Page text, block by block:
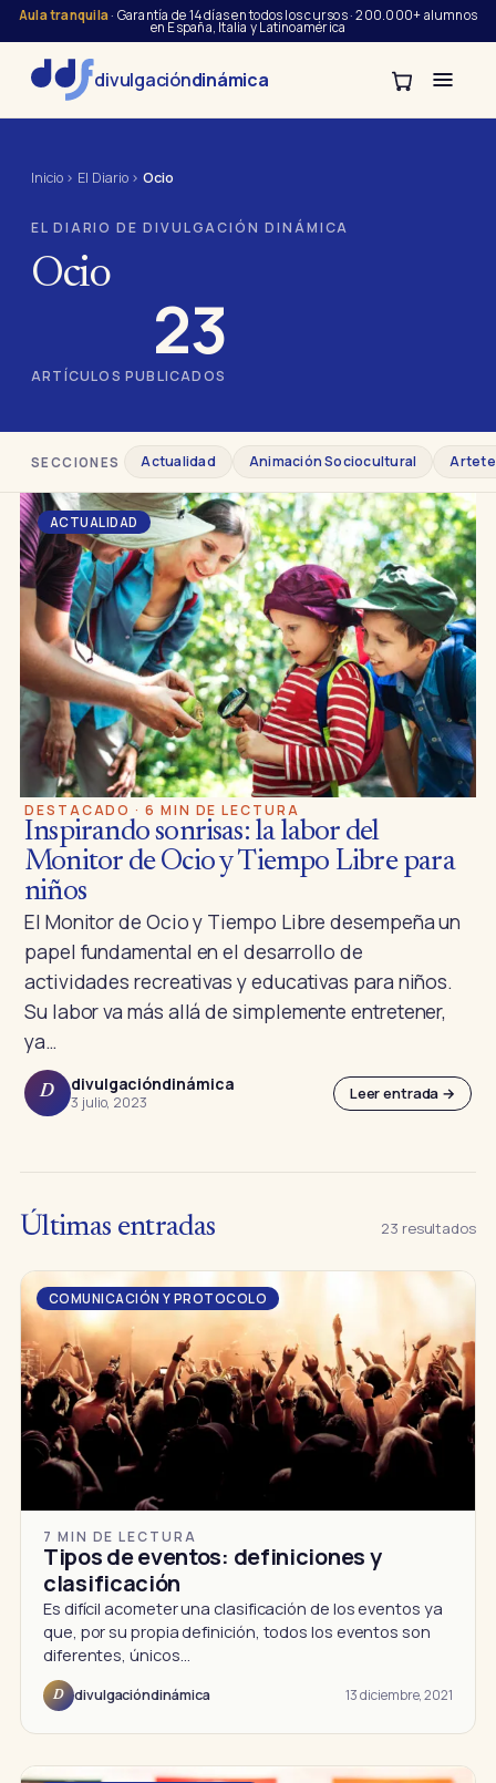
Aula tranquila· Garantía de 14 días en todos los cursos · 200.000+ alumnos
en España, Italia y Latinoamérica
divulgacióndinámica
Inicio› El Diario›Ocio
EL DIARIO DE DIVULGACIÓN DINÁMICA
Ocio
23
ARTÍCULOS PUBLICADOS
SECCIONES Actualidad Animación Sociocultural
ACTUALIDAD
DESTACADO · 6 MIN DE LECTURA
Inspirando sonrisas: la labor del
Monitor de Ocio y Tiempo Libre para
niños
El Monitor de Ocio y Tiempo Libre desempeña un
papel fundamental en el desarrollo de
actividades recreativas y educativas para niños.
Su labor va más allá de simplemente entretener,
ya…
D divulgacióndinámica
3 julio, 2023 Leer entrada →
Últimas entradas 23 resultados
COMUNICACIÓN Y PROTOCOLO
7 MIN DE LECTURA
Tipos de eventos: definiciones y
clasificación
Es difícil acometer una clasificación de los eventos ya
que, por su propia definición, todos los eventos son
diferentes, únicos…
D divulgacióndinámica 13 diciembre, 2021